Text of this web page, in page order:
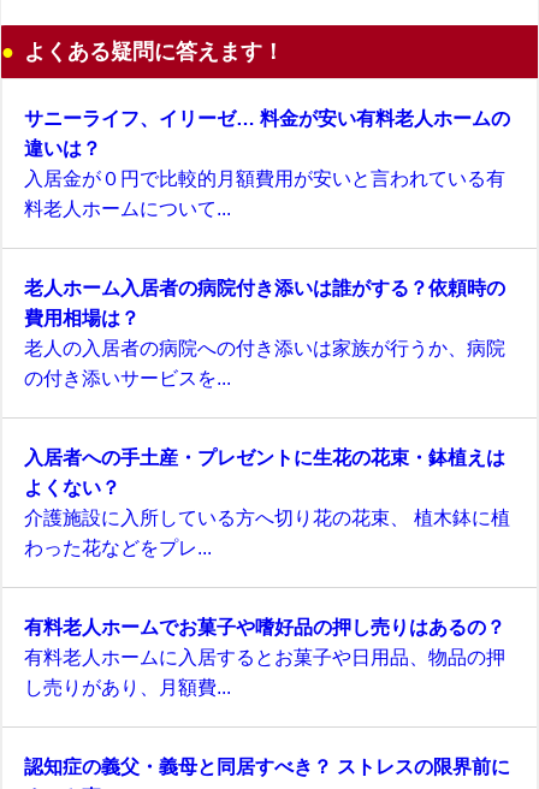
よくある疑問に答えます！
サニーライフ、イリーゼ… 料金が安い有料老人ホームの
違いは？
入居金が０円で比較的月額費用が安いと言われている有
料老人ホームについて...
老人ホーム入居者の病院付き添いは誰がする？依頼時の
費用相場は？
老人の入居者の病院への付き添いは家族が行うか、病院
の付き添いサービスを...
入居者への手土産・プレゼントに生花の花束・鉢植えは
よくない？
介護施設に入所している方へ切り花の花束、 植木鉢に植
わった花などをプレ...
有料老人ホームでお菓子や嗜好品の押し売りはあるの？
有料老人ホームに入居するとお菓子や日用品、物品の押
し売りがあり、月額費...
認知症の義父・義母と同居すべき？ ストレスの限界前に